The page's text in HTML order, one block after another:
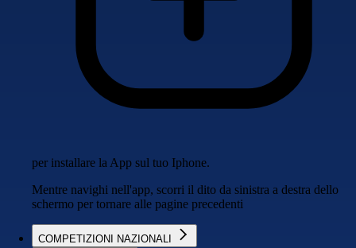
per installare la App sul tuo Iphone.
Mentre navighi nell'app, scorri il dito da sinistra a destra dello
schermo per tornare alle pagine precedenti
COMPETIZIONI NAZIONALI